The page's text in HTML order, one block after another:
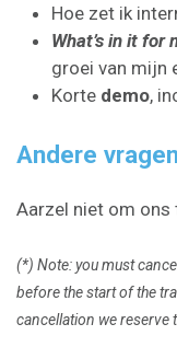
Hoe zet ik
What’s in it for
groei van mijn
Korte demo,
Andere
Aarzel niet om ons
(*) Note: you must
before the start of the
cancellation we reserve